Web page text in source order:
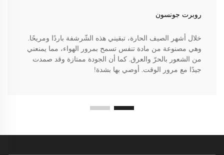
روبرت جونسون
خلال أشهر الصيف الحارة، تبقيني هذه الشّرشفة باردًا ومريحًا.
وهي مصنوعة من مادة تنفس تسمح بمرور الهواء، مما يمنعني
من الشعور بالحرّ والعرق. كما أن الجودة ممتازة وقد صمدت
جيدًا مع مرور الوقت. أوصي بها بشدة!